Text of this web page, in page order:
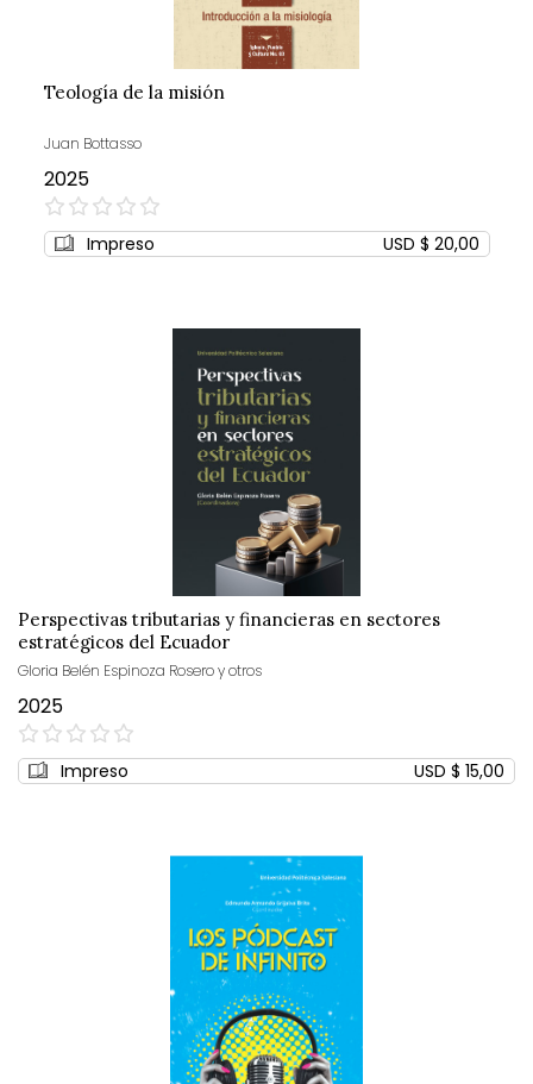
Teología de la misión
Juan Bottasso
2025
0%
Impreso USD $ 20,00
Perspectivas tributarias y financieras en sectores
estratégicos del Ecuador
Gloria Belén Espinoza Rosero y otros
2025
0%
Impreso USD $ 15,00